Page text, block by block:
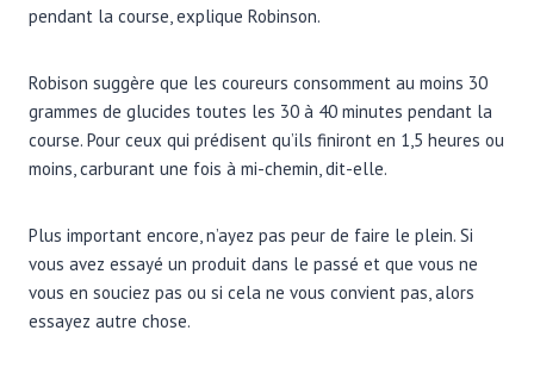
pendant la course, explique Robinson.
Robison suggère que les coureurs consomment au moins 30
grammes de glucides toutes les 30 à 40 minutes pendant la
course. Pour ceux qui prédisent qu’ils finiront en 1,5 heures ou
moins, carburant une fois à mi-chemin, dit-elle.
Plus important encore, n’ayez pas peur de faire le plein. Si
vous avez essayé un produit dans le passé et que vous ne
vous en souciez pas ou si cela ne vous convient pas, alors
essayez autre chose.